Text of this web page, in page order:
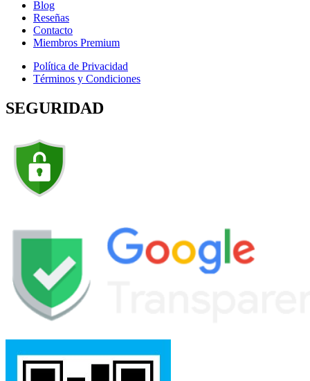
Blog
Reseñas
Contacto
Miembros Premium
Política de Privacidad
Términos y Condiciones
SEGURIDAD